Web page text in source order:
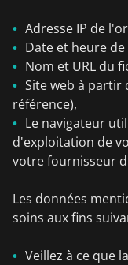
Adresse IP de
Date et heure de
Nom et URL du
Site web à partir
référence),
Le navigateur
d'exploitation de
votre fournisseur
Les données
soins aux fins
Veillez à ce que